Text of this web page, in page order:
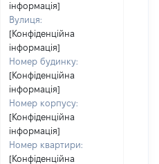
інформація]
Вулиця:
[Конфіденційна
інформація]
Номер будинку:
[Конфіденційна
інформація]
Номер корпусу:
[Конфіденційна
інформація]
Номер квартири:
[Конфіденційна